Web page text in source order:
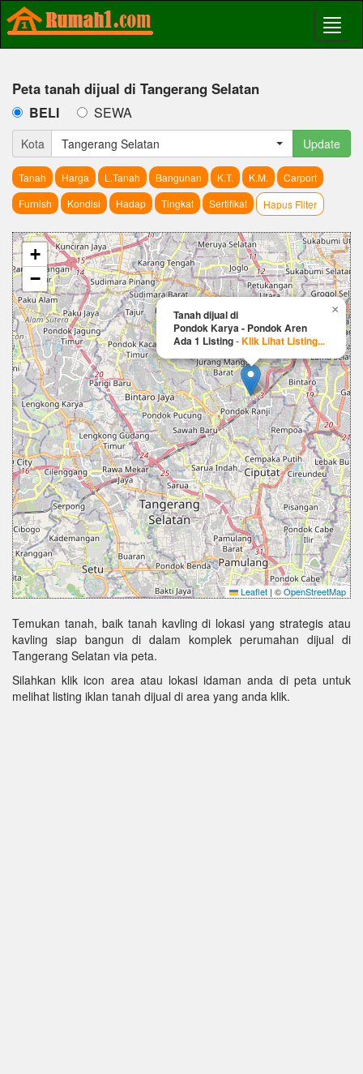
Peta tanah dijual di Tangerang Selatan
BELI SEWA
Kota Tangerang Selatan Update
Tanah Harga L.Tanah Bangunan K.T. K.M.
Carport
Furnish
Kondisi Hadap Tingkat Sertifikat Hapus Filter
Tanah dijual di
Pondok Karya - Pondok Aren
Ada 1 Listing-Klik Lihat Listing...
×
+
−
Leaflet | ©OpenStreetMap
Temukan tanah, baik tanah kavling di lokasi yang strategis atau
kavling siap bangun di dalam komplek perumahan dijual di
Tangerang Selatan via peta.
Silahkan klik icon area atau lokasi idaman anda di peta untuk
melihat listing iklan tanah dijual di area yang anda klik.